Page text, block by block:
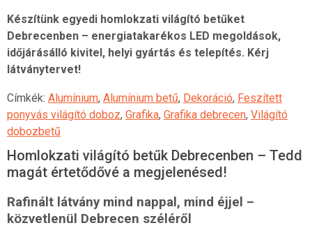
Készítünk egyedi homlokzati világító betűket
Debrecenben – energiatakarékos LED megoldások,
időjárásálló kivitel, helyi gyártás és telepítés. Kérj
látványtervet!
Címkék: Alumínium, Alumínium betű, Dekoráció, Feszített
ponyvás világító doboz, Grafika, Grafika debrecen, Világító
dobozbetű
Homlokzati világító betűk Debrecenben – Tedd
magát értetődővé a megjelenésed!
Rafinált látvány mind nappal, mind éjjel –
közvetlenül Debrecen széléről